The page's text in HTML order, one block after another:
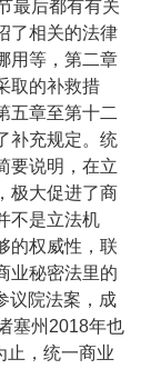
最后都有有关
了相关的法律
用等，第二章
取的补救措
五章至第十二
补充规定。统
要说明，在立
极大促进了商
不是立法机
的权威性，联
业秘密法里的
议院法案，成
塞州2018年也
止，统一商业